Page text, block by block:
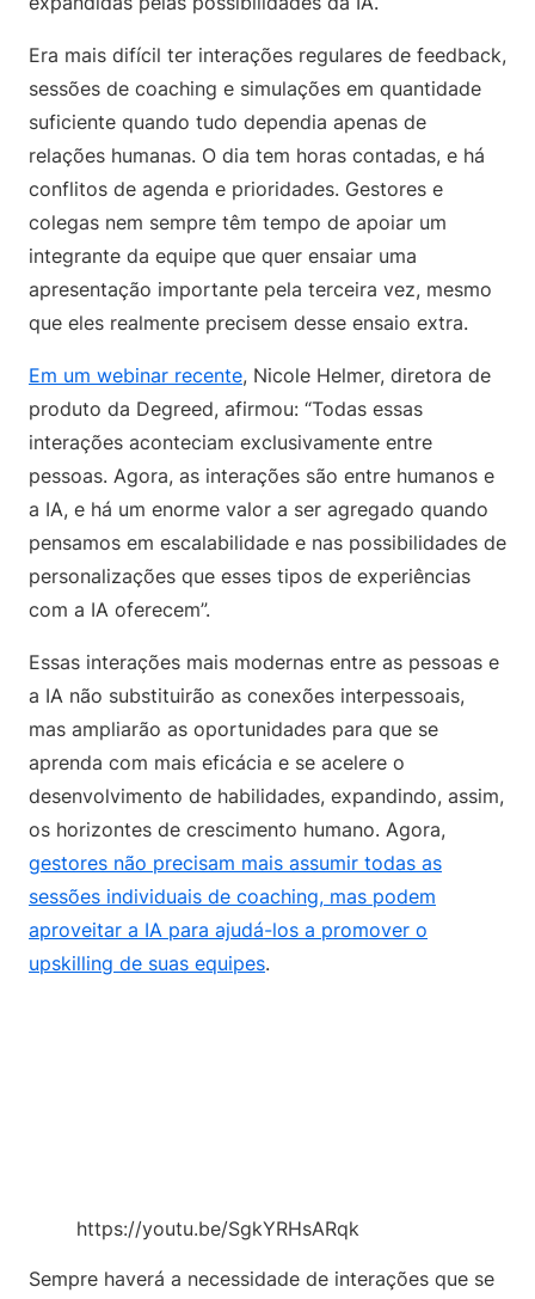
Era mais difícil ter interações regulares de feedback,
sessões de coaching e simulações em quantidade
suficiente quando tudo dependia apenas de
relações humanas. O dia tem horas contadas, e há
conflitos de agenda e prioridades. Gestores e
colegas nem sempre têm tempo de apoiar um
integrante da equipe que quer ensaiar uma
apresentação importante pela terceira vez, mesmo
que eles realmente precisem desse ensaio extra.
Em um webinar recente, Nicole Helmer, diretora de
produto da Degreed, afirmou: “Todas essas
interações aconteciam exclusivamente entre
pessoas. Agora, as interações são entre humanos e
a IA, e há um enorme valor a ser agregado quando
pensamos em escalabilidade e nas possibilidades de
personalizações que esses tipos de experiências
com a IA oferecem”.
Essas interações mais modernas entre as pessoas e
a IA não substituirão as conexões interpessoais,
mas ampliarão as oportunidades para que se
aprenda com mais eficácia e se acelere o
desenvolvimento de habilidades, expandindo, assim,
os horizontes de crescimento humano. Agora,
gestores não precisam mais assumir todas as
sessões individuais de coaching, mas podem
aproveitar a IA para ajudá-los a promover o
upskilling de suas equipes.
https://youtu.be/SgkYRHsARqk
Sempre haverá a necessidade de interações que se